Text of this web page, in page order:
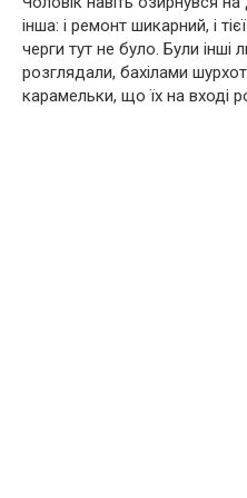
інша: і ремонт шикарний, і
черги тут не було. Були інші
розглядали, бахілами
карамельки, що їх на вході